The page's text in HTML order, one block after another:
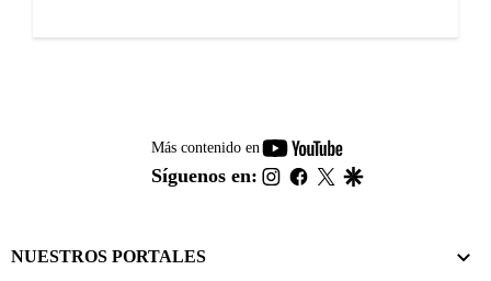
Más contenido en
youtube-
footer
Síguenos en: instagram
facebook
twitter
NUESTROS PORTALES